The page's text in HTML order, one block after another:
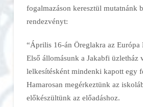
fogalmazáson keresztül mutatnánk
rendezvényt:
“Április 16-án Öreglakra az Európa
Első állomásunk a Jakabfi üzletház
lelkesítésként mindenki kapott egy
Hamarosan megérkeztünk az
előkészültünk az előadáshoz.